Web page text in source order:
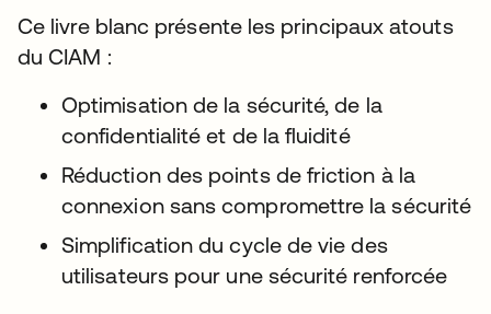
Ce livre blanc présente les principaux atouts
du CIAM :
Optimisation de la sécurité, de la
confidentialité et de la fluidité
Réduction des points de friction à la
connexion sans compromettre la sécurité
Simplification du cycle de vie des
utilisateurs pour une sécurité renforcée